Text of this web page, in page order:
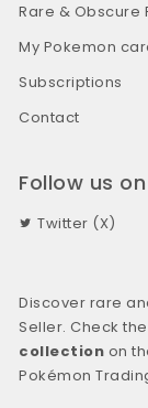
Rare & Obscure
My Pokemon
Subscriptions
Contact
Follow us
Twitter (X)
Discover rare
Seller. Check
collection on
Pokémon